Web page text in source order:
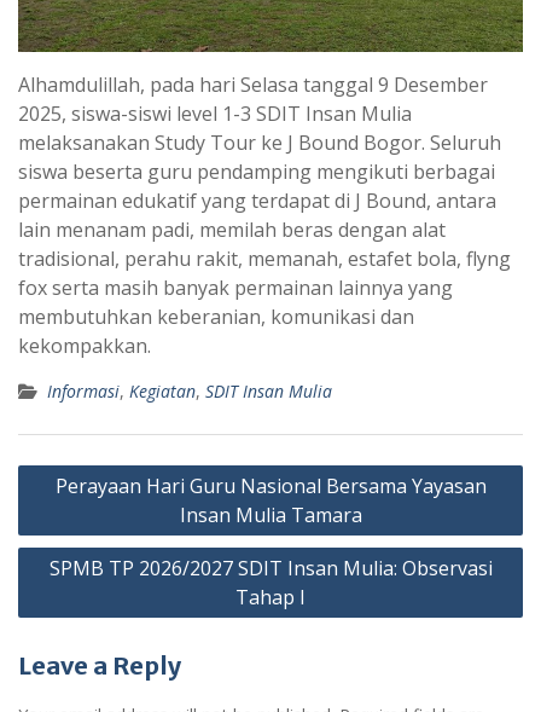
Alhamdulillah, pada hari Selasa tanggal 9 Desember
2025, siswa-siswi level 1-3 SDIT Insan Mulia
melaksanakan Study Tour ke J Bound Bogor. Seluruh
siswa beserta guru pendamping mengikuti berbagai
permainan edukatif yang terdapat di J Bound, antara
lain menanam padi, memilah beras dengan alat
tradisional, perahu rakit, memanah, estafet bola, flyng
fox serta masih banyak permainan lainnya yang
membutuhkan keberanian, komunikasi dan
kekompakkan.
Informasi, Kegiatan, SDIT Insan Mulia
Post
navigation
Perayaan Hari Guru Nasional Bersama Yayasan
Insan Mulia Tamara
SPMB TP 2026/2027 SDIT Insan Mulia: Observasi
Tahap I
Leave a Reply